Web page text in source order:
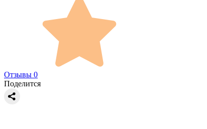
Отзывы 0
Поделится